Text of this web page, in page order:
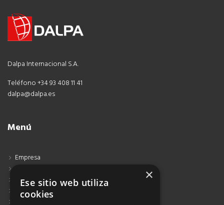
Dalpa Internacional S.A.
Teléfono +34 93 408 11 41
dalpa@dalpa.es
Menú
Empresa
Blog
Aviso Legal
×
Ese sitio web utiliza
cookies